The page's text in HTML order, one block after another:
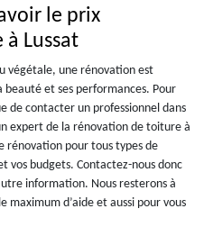
le prix
Lussat
végétale, une rénovation est
beauté et ses performances. Pour
de contacter un professionnel dans
expert de la rénovation de toiture à
rénovation pour tous types de
vos budgets. Contactez-nous donc
information. Nous resterons à
maximum d’aide et aussi pour vous